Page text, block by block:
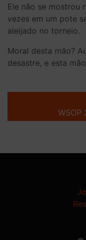
Ele não se mostrou
vezes em um pote
aleijado no torneio.
Moral desta mão?
desastre, e esta
navigation
WSOP